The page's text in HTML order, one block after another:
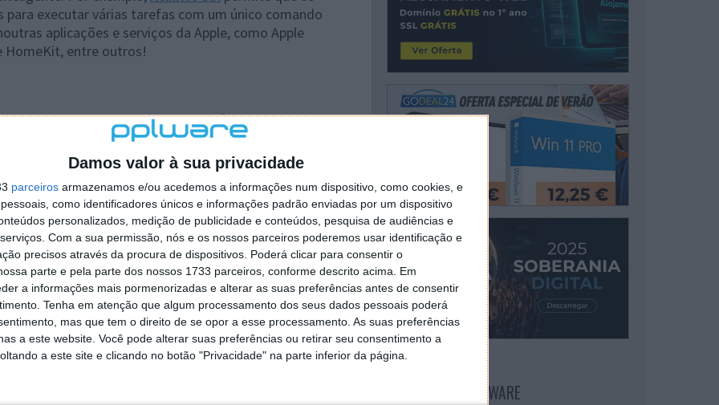
Damos valor à sua privacidade
parceiros armazenamos e/ou acedemos a informações num dispositivo, como cookies, e
como identificadores únicos e informações padrão enviadas por um dispositivo
personalizados, medição de publicidade e conteúdos, pesquisa de audiências e
Com a sua permissão, nós e os nossos parceiros poderemos usar identificação e
precisos através da procura de dispositivos. Poderá clicar para consentir o
parte e pela parte dos nossos 1733 parceiros, conforme descrito acima. Em
a informações mais pormenorizadas e alterar as suas preferências antes de consentir
Tenha em atenção que algum processamento dos seus dados pessoais poderá
mas que tem o direito de se opor a esse processamento. As suas preferências
a este website. Você pode alterar suas preferências ou retirar seu consentimento a
a este site e clicando no botão "Privacidade" na parte inferior da página.
executar várias tarefas com um único comando
aplicações e serviços da Apple, como Apple
HomeKit, entre outros!
parece estar a mexer em várias ferramentas
Mark Gurmanno próximo sistema
de invocar a Siri com o comando de voz "Hey
para remover o "Hey" na frase de ativação, para que o
com um comando. Embora isto possa parecer uma
é um desafio técnico que requer uma quantidade
de engenharia subjacente.
capaz de entender a frase singular "Siri" em
Ter duas palavras, "Hey Siri", aumenta a
o sinal.
NEWSLETTER PPLWARE